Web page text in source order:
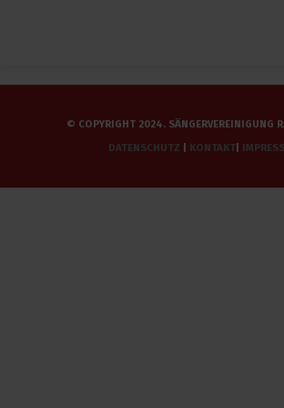
© COPYRIGHT 2024. SÄNGERVEREINIGUNG
DATENSCHUTZ
KONTAKT|